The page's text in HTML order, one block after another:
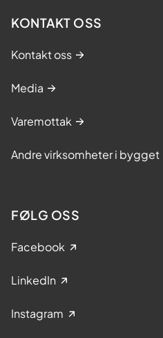
KONTAKT OSS
Kontakt oss
Media
Varemottak
Andre virksomheter i bygget
FØLG OSS
Facebook
LinkedIn
Instagram